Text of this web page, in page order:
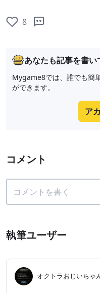
8
あなたも記事を書い
Mygame8では、誰でも簡
ができます。
ア
コメント
執筆ユーザー
オクトラおじいちゃ